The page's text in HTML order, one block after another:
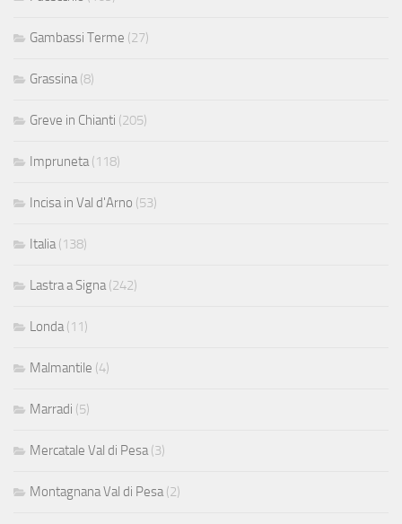
Gambassi Terme (27)
Grassina(8)
Greve in Chianti (205)
Impruneta(118)
Incisa in Val d'Arno (53)
Italia(138)
Lastra a Signa(242)
Londa(11)
Malmantile (4)
Marradi (5)
Mercatale Val di Pesa(3)
Montagnana Val di Pesa(2)